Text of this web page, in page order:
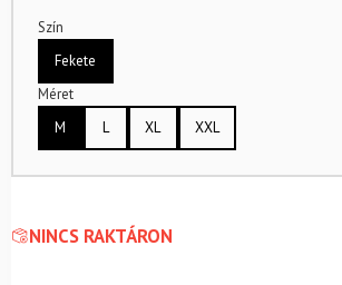
Szín
Fekete
Méret
M
L XL XXL
NINCS RAKTÁRON